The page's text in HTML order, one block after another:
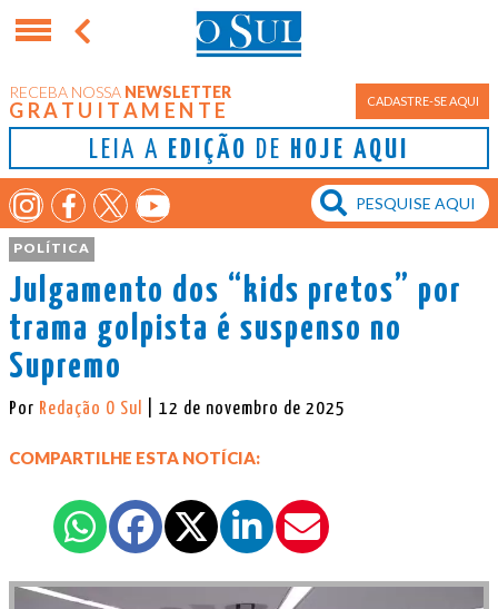
RECEBA NOSSA NEWSLETTER
GRATUITAMENTE CADASTRE-SE AQUI
LEIA A EDIÇÃO DE HOJE AQUI
POLÍTICA
Julgamento dos “kids pretos” por
trama golpista é suspenso no
Supremo
Por Redação O Sul | 12 de novembro de 2025
COMPARTILHE ESTA NOTÍCIA: